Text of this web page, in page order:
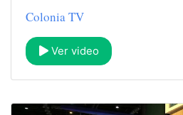
Colonia TV
Ver video